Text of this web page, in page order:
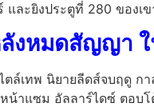
ละยิงประตูที่ 280 ของเ
งหมดสัญญา
ล์เทพ นิยายลีดส์จบฤดู
าแซม อัลลาร์ไดซ์ ตอบโ